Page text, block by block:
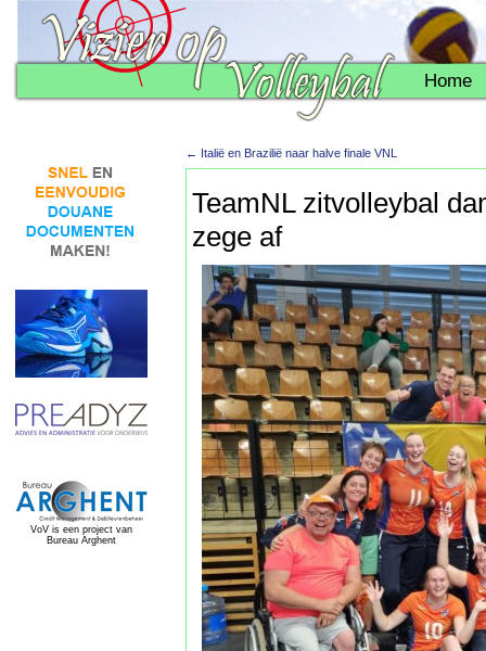
Home
VoV is een project van
Bureau Arghent
← Italië en Brazilië naar halve finale VNL
TeamNL zitvolleybal
zege af